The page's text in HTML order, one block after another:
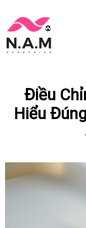
Chuyển
tới
Điều
Hiểu